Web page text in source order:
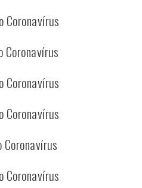
Coronavírus
Coronavírus
Coronavírus
Coronavírus
Coronavírus